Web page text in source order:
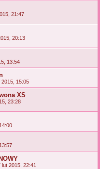
21:47
20:13
13:54
15:05
XS
23:28
lut 2015, 22:41